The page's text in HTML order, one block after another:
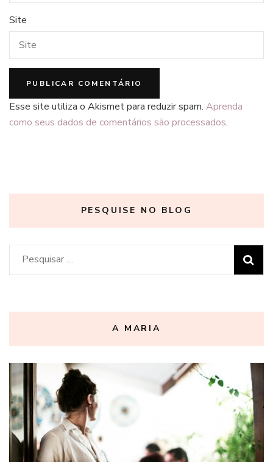
Site
Esse site utiliza o Akismet para reduzir spam. Aprenda
como seus dados de comentários são processados.
PESQUISE NO BLOG
Pesquisar
por:
A MARIA